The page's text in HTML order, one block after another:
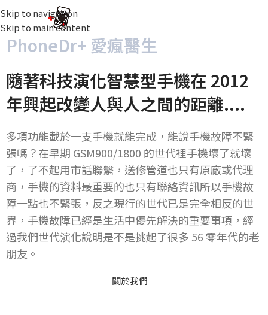
Skip to navigation
Skip to main content
PhoneDr+ 愛瘋醫生
隨著科技演化智慧型手機在 2012
年興起改變人與人之間的距離....
多項功能載於一支手機就能完成，能說手機故障不緊
張嗎？在早期 GSM900/1800 的世代裡手機壞了就壞
了，了不起用市話聯繫，送修管道也只有原廠或代理
商，手機的資料最重要的也只有聯絡資訊所以手機故
障一點也不緊張，反之現行的世代已是完全相反的世
界，手機故障已經是生活中優先解決的重要事項，經
過我們世代演化說明是不是挑起了很多 56 零年代的老
朋友。
關於我們